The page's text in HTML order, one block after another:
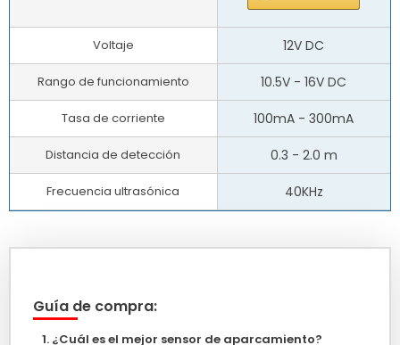
12V DC
10.5V - 16V DC
100mA - 300mA
0.3 - 2.0 m
40KHz
Voltaje
Rango de funcionamiento
Tasa de corriente
Distancia de detección
Frecuencia ultrasónica
Guía de compra:
¿Cuál es el mejor sensor de aparcamiento?